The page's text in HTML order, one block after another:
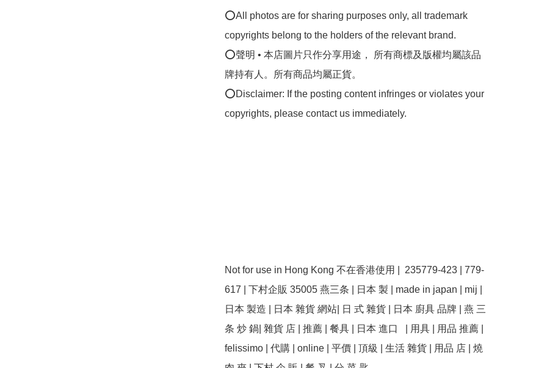
⭕All photos are for sharing purposes only, all trademark
copyrights belong to the holders of the relevant brand.
⭕聲明 • 本店圖片只作分享用途， 所有商標及版權均屬該品
牌持有人。所有商品均屬正貨。
⭕Disclaimer: If the posting content infringes or violates your
copyrights, please contact us immediately.
Not for use in Hong Kong 不在香港使用 |  235779-423 | 779-
617 | 下村企販 35005 燕三条 | 日本 製 | made in japan | mij |
日本 製造 | 日本 雜貨 網站| 日 式 雜貨 | 日本 廚具 品牌 | 燕 三
条 炒 鍋| 雜貨 店 | 推薦 | 餐具 | 日本 進口   | 用具 | 用品 推薦 |
felissimo | 代購 | online | 平價 | 頂級 | 生活 雜貨 | 用品 店 | 燒